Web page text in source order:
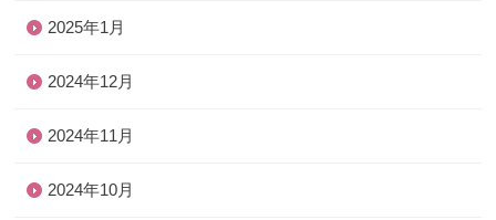
2025年1月
2024年12月
2024年11月
2024年10月